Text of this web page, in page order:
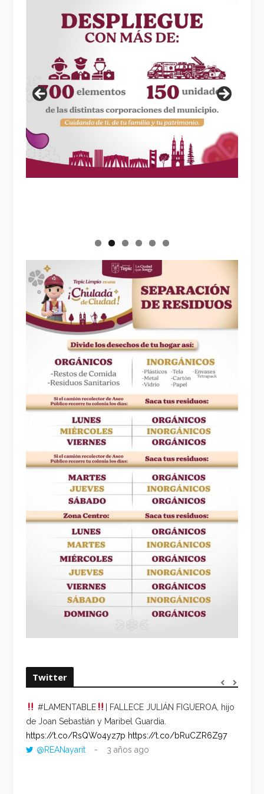
Twitter
#LAMENTABLE
| FALLECE JULIÁN FIGUEROA, hijo
de Joan Sebastián y Maribel Guardia.
https://t.co/RsQWo4yz7p https://t.co/bRuCZR6Z97
@REANayarit
3 años ago